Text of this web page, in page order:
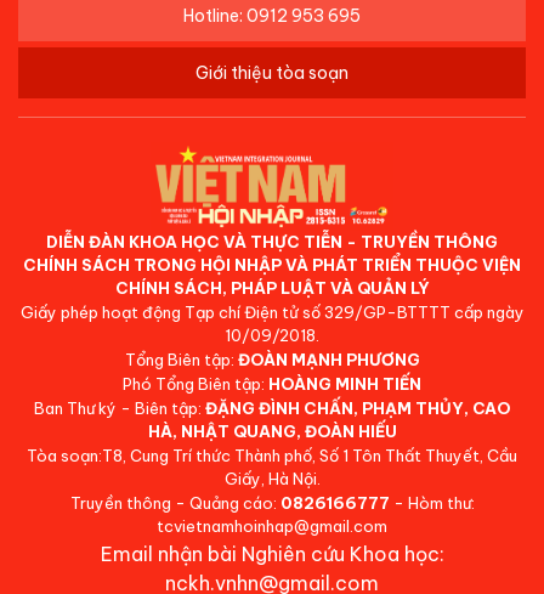
Hotline: 0912 953 695
Giới thiệu tòa soạn
DIỄN ĐÀN KHOA HỌC VÀ THỰC TIỄN - TRUYỀN THÔNG
CHÍNH SÁCH TRONG HỘI NHẬP VÀ PHÁT TRIỂN THUỘC VIỆN
CHÍNH SÁCH, PHÁP LUẬT VÀ QUẢN LÝ
Giấy phép hoạt động Tạp chí Điện tử số 329/GP-BTTTT cấp ngày
10/09/2018.
Tổng Biên tập: ĐOÀN MẠNH PHƯƠNG
Phó Tổng Biên tập: HOÀNG MINH TIẾN
Ban Thư ký - Biên tập: ĐẶNG ĐÌNH CHẤN, PHẠM THỦY, CAO
HÀ, NHẬT QUANG, ĐOÀN HIẾU
Tòa soạn:T8, Cung Trí thức Thành phố, Số 1 Tôn Thất Thuyết, Cầu
Giấy, Hà Nội.
Truyền thông - Quảng cáo: 0826166777 - Hòm thư:
tcvietnamhoinhap@gmail.com
Email nhận bài Nghiên cứu Khoa học:
nckh.vnhn@gmail.com